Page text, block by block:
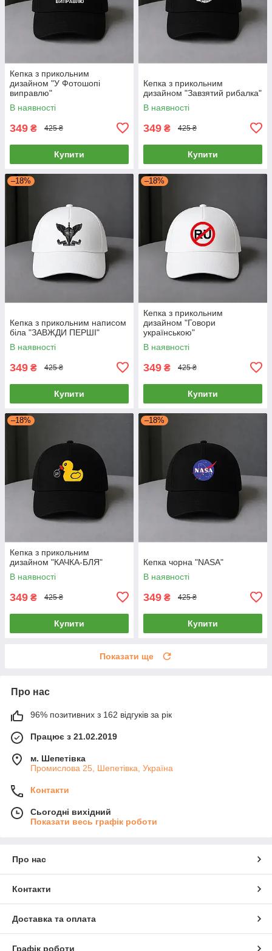
Кепка з прикольним
дизайном "У Фотошопі
виправлю"
В наявності
349 ₴ 425 ₴
Купити
Кепка з прикольним
дизайном "Завзятий рибалка"
В наявності
349 ₴ 425 ₴
Купити
–18%
Кепка з прикольним написом
біла "ЗАВЖДИ ПЕРШІ"
В наявності
349 ₴ 425 ₴
Купити
–18%
Кепка з прикольним
дизайном "Говори
українською"
В наявності
349 ₴ 425 ₴
Купити
–18%
Кепка з прикольним
дизайном "КАЧКА-БЛЯ"
В наявності
349 ₴ 425 ₴
Купити
–18%
Кепка чорна "NASA"
В наявності
349 ₴ 425 ₴
Купити
Показати ще
Про нас
96% позитивних з 162 відгуків за рік
Працює з 21.02.2019
м. Шепетівка
Промислова 25, Шепетівка, Україна
Контакти
Сьогодні вихідний
Показати весь графік роботи
Про нас
Контакти
Доставка та оплата
Графік роботи